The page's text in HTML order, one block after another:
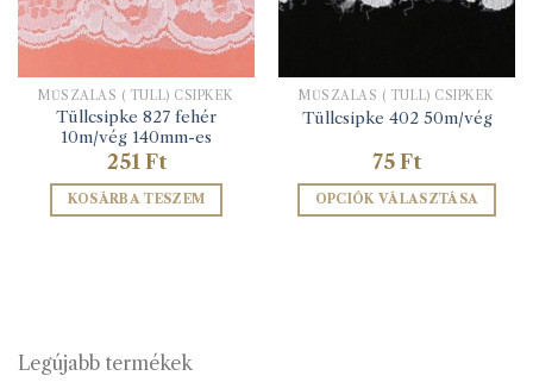
MŰSZÁLAS ( TÜLL) CSIPKÉK
Tüllcsipke 827 fehér
10m/vég 140mm-es
251 Ft
KOSÁRBA TESZEM
MŰSZÁLAS ( TÜLL) CSIPKÉK
Tüllcsipke 402 50m/vég
75 Ft
OPCIÓK VÁLASZTÁSA
Legújabb termékek